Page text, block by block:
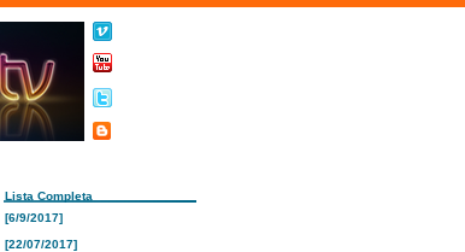
Lista Completa
[6/9/2017]
[22/07/2017]